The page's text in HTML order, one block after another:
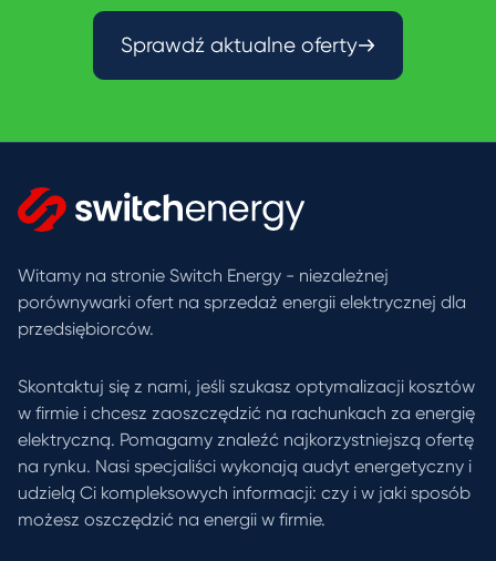
Sprawdź aktualne oferty
Witamy na stronie Switch Energy - niezależnej
porównywarki ofert na sprzedaż energii elektrycznej dla
przedsiębiorców.
Skontaktuj się z nami, jeśli szukasz optymalizacji kosztów
w firmie i chcesz zaoszczędzić na rachunkach za energię
elektryczną. Pomagamy znaleźć najkorzystniejszą ofertę
na rynku. Nasi specjaliści wykonają audyt energetyczny i
udzielą Ci kompleksowych informacji: czy i w jaki sposób
możesz oszczędzić na energii w firmie.